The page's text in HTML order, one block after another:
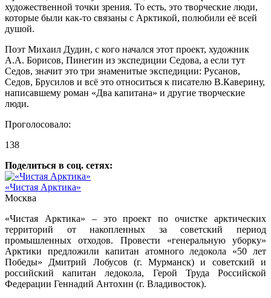
художественной точки зрения. То есть, это творческие люди,
которые были как-то связаны с Арктикой, полюбили её всей
душой.
Поэт Михаил Дудин, с кого начался этот проект, художник
А.А. Борисов, Пинегин из экспедиции Седова, а если тут
Седов, значит это три знаменитые экспедиции: Русанов,
Седов, Брусилов и всё это относиться к писателю В.Каверину,
написавшему роман «Два капитана» и другие творческие
люди.
Проголосовало:
138
Поделиться в соц. сетях:
«Чистая Арктика»
Москва
«Чистая Арктика» – это проект по очистке арктических
территорий от накопленных за советский период
промышленных отходов. Провести «генеральную уборку»
Арктики предложили капитан атомного ледокола «50 лет
Победы» Дмитрий Лобусов (г. Мурманск) и советский и
российский капитан ледокола, Герой Труда Российской
Федерации Геннадий Антохин (г. Владивосток).